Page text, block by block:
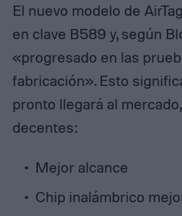
El nuevo modelo de
en clave B589 y, según
«progresado en las
fabricación». Esto
pronto llegará al
decentes:
Mejor alcance
Chip inalámbrico